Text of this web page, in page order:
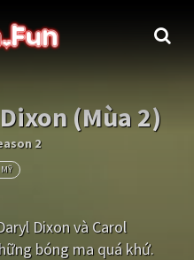
Hành động
Chiến tranh
Tội phạm - Hình sự
(Mùa 2)
2
Dixon và Carol
bóng ma quá khứ.